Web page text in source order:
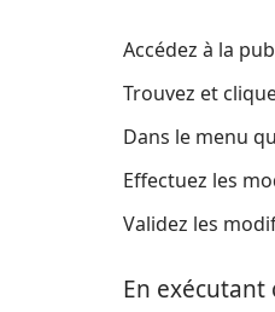
Accédez à la
Trouvez et
Dans le menu
Effectuez les
Validez les
En